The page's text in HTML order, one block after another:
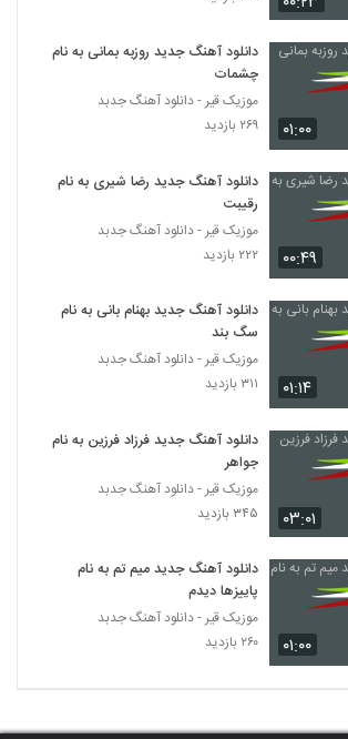
۲۴۴ بازدید
میثم هیوا آهنگ یواشکی
دانلود آهنگ هادی مستان مست و خراب
(Hadi Mastan Masto Kharab)
موزیک زیبای به درک از ارسلان فهیمی
۲۷۱ بازدید
دانلود آهنگ شیدایی (به همراه مصطفی
شریفی) از امیر سهرابی
۲۸۲ بازدید
دانلود آهنگ وقت رفتن از شاهین میری به
همراه متن ترانه
آهنگ دیگه برنگرد از مهدی رفعتی(پاپ)
۲۶۲ بازدید
حمید سمندرپور آهنگ انتظار
موزیک زیبای شقایق از آرمان گرشاسبی
۰۱:۰۰
دانلود آهنگ جدید روزبه بمانی به نام
چشمات
موزیک قیر - دانلود آهنگ جدبد
۲۶۹ بازدید
۰۰:۴۹
دانلود آهنگ جدید رضا شیری به نام
رقیبت
موزیک قیر - دانلود آهنگ جدبد
۲۲۲ بازدید
۰۱:۱۴
دانلود آهنگ جدید بهنام بانی به نام
سگ بند
موزیک قیر - دانلود آهنگ جدبد
۳۱۱ بازدید
۰۳:۰۱
دانلود آهنگ جدید فرزاد فرزین به نام
جواهر
موزیک قیر - دانلود آهنگ جدبد
۳۴۵ بازدید
۰۱:۰۰
دانلود آهنگ جدید میم تم به نام
پاییزها دیدم
موزیک قیر - دانلود آهنگ جدبد
۲۶۰ بازدید